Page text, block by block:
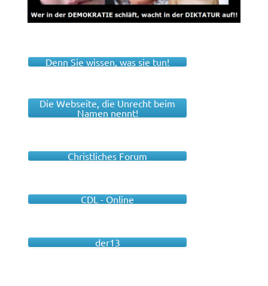
Denn Sie wissen, was sie tun!
Die Webseite, die Unrecht beim
Namen nennt!
Christliches Forum
CDL - Online
der13